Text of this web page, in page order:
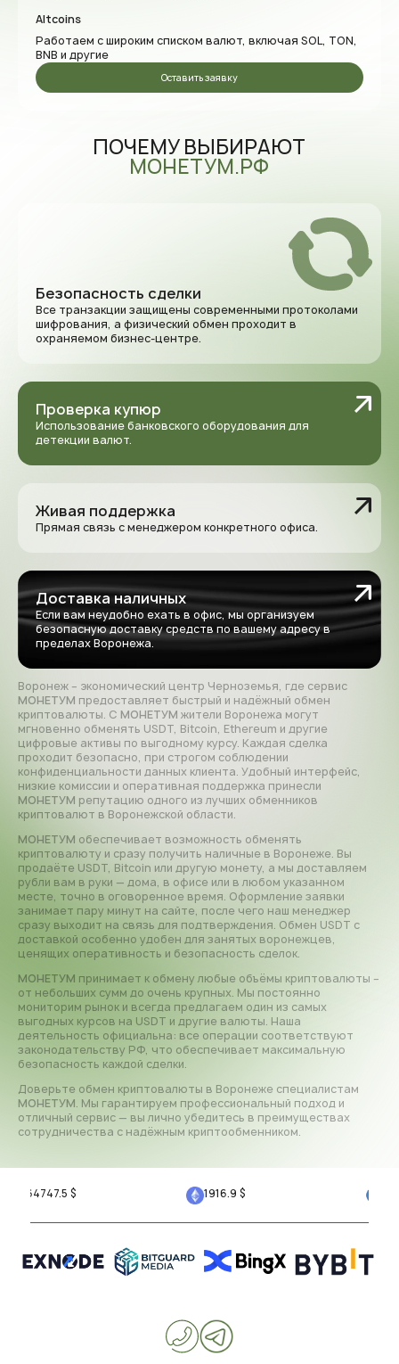
Altcoins
Работаем с широким списком валют, включая SOL, TON,
BNB и другие
Оставить заявку
ПОЧЕМУ ВЫБИРАЮТ
МОНЕТУМ.РФ
Безопасность сделки
Все транзакции защищены современными протоколами
шифрования, а физический обмен проходит в
охраняемом бизнес-центре.
Проверка купюр
Использование банковского оборудования для
детекции валют.
Живая поддержка
Прямая связь с менеджером конкретного офиса.
Доставка наличных
Если вам неудобно ехать в офис, мы организуем
безопасную доставку средств по вашему адресу в
пределах Воронежа.
Воронеж – экономический центр Черноземья, где сервис
МОНЕТУМ предоставляет быстрый и надёжный обмен
криптовалюты. С МОНЕТУМ жители Воронежа могут
мгновенно обменять USDT, Bitcoin, Ethereum и другие
цифровые активы по выгодному курсу. Каждая сделка
проходит безопасно, при строгом соблюдении
конфиденциальности данных клиента. Удобный интерфейс,
низкие комиссии и оперативная поддержка принесли
МОНЕТУМ репутацию одного из лучших обменников
криптовалют в Воронежской области.
МОНЕТУМ обеспечивает возможность обменять
криптовалюту и сразу получить наличные в Воронеже. Вы
продаёте USDT, Bitcoin или другую монету, а мы доставляем
рубли вам в руки — дома, в офисе или в любом указанном
месте, точно в оговоренное время. Оформление заявки
занимает пару минут на сайте, после чего наш менеджер
сразу выходит на связь для подтверждения. Обмен USDT с
доставкой особенно удобен для занятых воронежцев,
ценящих оперативность и безопасность сделок.
МОНЕТУМ принимает к обмену любые объёмы криптовалюты –
от небольших сумм до очень крупных. Мы постоянно
мониторим рынок и всегда предлагаем один из самых
выгодных курсов на USDT и другие валюты. Наша
деятельность официальна: все операции соответствуют
законодательству РФ, что обеспечивает максимальную
безопасность каждой сделки.
Доверьте обмен криптовалюты в Воронеже специалистам
МОНЕТУМ. Мы гарантируем профессиональный подход и
отличный сервис — вы лично убедитесь в преимуществах
сотрудничества с надёжным криптообменником.
64747.5$ 1916.9$